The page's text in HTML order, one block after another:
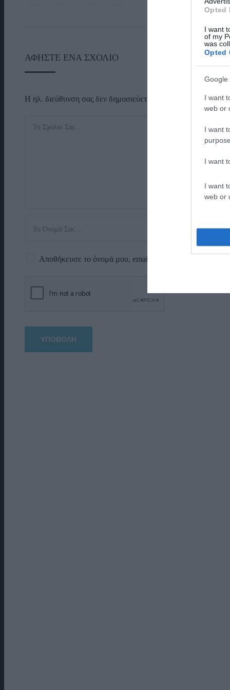
Opted
I want
of my
was
Opted
Google
I want
web or
I want
I want
I want
web or
ΑΦΉΣΤΕ ΈΝΑ ΣΧΌΛΙΟ
Η ηλ. διεύθυνση σας δεν δημοσιεύεται. Τα υποχρεωτικά
Αποθήκευσε το όνομά μου, email, και τον ιστότοπο μου